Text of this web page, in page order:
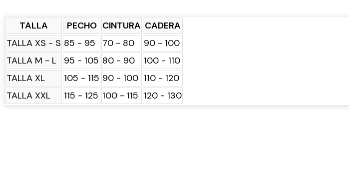
TALLA PECHO CINTURA CADERA
TALLA XS - S 85 - 95 70 - 80
90 - 100
TALLA M - L
95 - 105 80 - 90
100 - 110
TALLA XL
105 - 115 90 - 100 110 - 120
TALLA XXL
115 - 125 100 - 115 120 - 130